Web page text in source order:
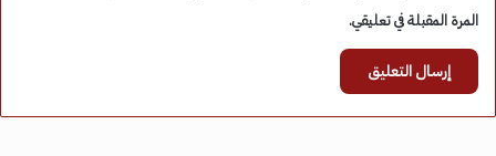
المرة المقبلة في تعليقي.